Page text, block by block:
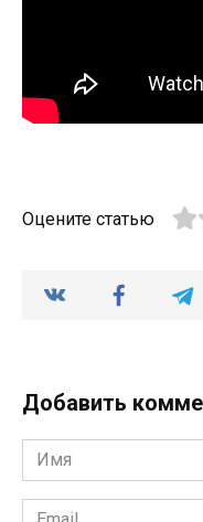
Оцените статью
Добавить
Имя
*
Email